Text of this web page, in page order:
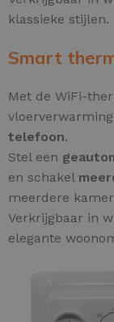
klassieke stijlen.
Smart
Met de WiFi-
telefoon.
Stel een
en schakel
meerdere
Verkrijgbaar in
elegante